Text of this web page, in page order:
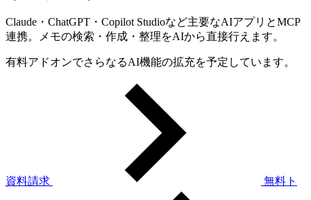
Claude・ChatGPT・Copilot Studioなど主要なAIアプリとMCP
連携。メモの検索・作成・整理をAIから直接行えます。
有料アドオンでさらなるAI機能の拡充を予定しています。
資料請求 無料ト